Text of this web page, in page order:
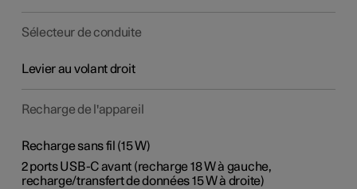
Sélecteur de conduite
Levier au volant droit
Recharge de l'appareil
Recharge sans fil (15 W)
2 ports USB-C avant (recharge 18 W à gauche,
recharge/transfert de données 15 W à droite)